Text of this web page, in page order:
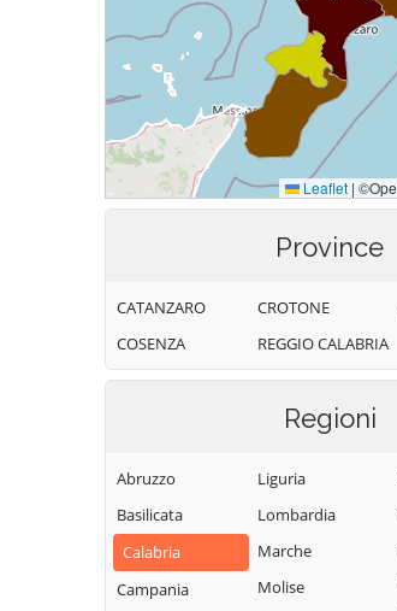
Province
CATANZARO
COSENZA
CROTONE
REGGIO CALABRIA
Regioni
Abruzzo
Basilicata
Calabria
Campania
Liguria
Lombardia
Marche
Molise